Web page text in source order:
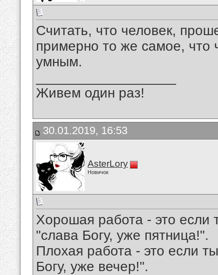
Считать, что человек,
примерно то же самое, что
умным.
Живем один раз!
30.01.2019, 16:53
AsterLory
Новичок
Хорошая работа - это если
"слава Богу, уже пятница!".
Плохая работа - это если
Богу, уже вечер!".